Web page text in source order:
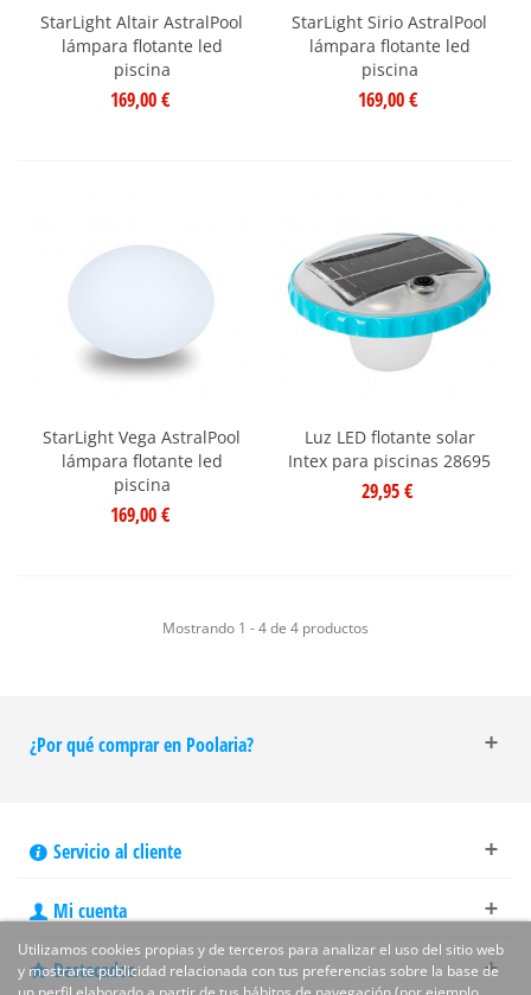
StarLight Altair AstralPool
lámpara flotante led
piscina
169,00 €
StarLight Sirio AstralPool
lámpara flotante led
piscina
169,00 €
StarLight Vega AstralPool
lámpara flotante led
piscina
169,00 €
Luz LED flotante solar
Intex para piscinas 28695
29,95 €
Mostrando 1 - 4 de 4 productos
¿Por qué comprar en Poolaria?
Servicio al cliente
Mi cuenta
Destacados
Utilizamos cookies propias y de terceros para analizar el uso del sitio web
y mostrarte publicidad relacionada con tus preferencias sobre la base de